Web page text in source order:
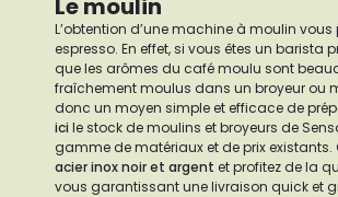
Le moulin
L’obtention d’une machine à moulin
espresso. En effet, si vous êtes un barista
que les arômes du café moulu sont
fraîchement moulus dans un broyeur ou
donc un moyen simple et efficace de
ici le stock de moulins et broyeurs de
gamme de matériaux et de prix existants.
acier inox noir et argent et profitez de la
vous garantissant une livraison quick et